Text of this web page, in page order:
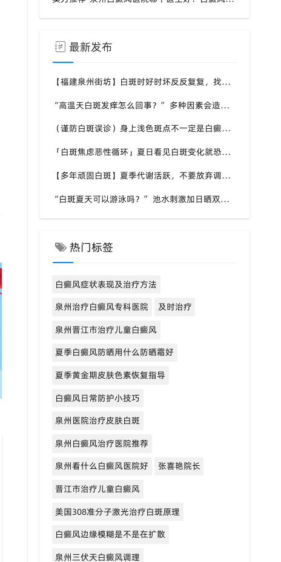
最新发布
【福建泉州街坊】白斑时好时坏反反复复，找不准诱因，泉州中科白癜风医院帮梳理夏季白斑波动各类诱因
“高温天白斑发痒怎么回事？” 多种因素会造成白斑处瘙痒，泉州中科白癜风医院讲解白斑发痒的处理方式
（谨防白斑误诊）身上浅色斑点不一定是白癜风，盲目用药危害皮肤，泉州中科白癜风医院建议先明确白斑类型
「白斑焦虑恶性循环」夏日看见白斑变化就恐慌，负面情绪反加重病情，泉州中科白癜风医院呼吁放平心态应对
【多年顽固白斑】夏季代谢活跃，不要放弃调理机会，泉州中科白癜风医院建议结合自身情况定制改善思路
“白斑夏天可以游泳吗？” 池水刺激加日晒双重考验，泉州中科白癜风医院告知白癜风人群游泳防护要点
热门标签
白癜风症状表现及治疗方法
泉州治疗白癜风专科医院
及时治疗
泉州晋江市治疗儿童白癜风
夏季白癜风防晒用什么防晒霜好
夏季黄金期皮肤色素恢复指导
白癜风日常防护小技巧
泉州医院治疗皮肤白斑
泉州白癜风治疗医院推荐
泉州看什么白癜风医院好
张喜艳院长
晋江市治疗儿童白癜风
美国308准分子激光治疗白斑原理
白癜风边缘模糊是不是在扩散
泉州三伏天白癜风调理